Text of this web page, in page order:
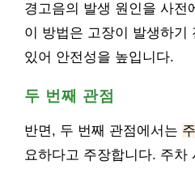
경고음의 발생 원인을 사전
이 방법은 고장이 발생하기
있어 안전성을 높입니다.
두 번째 관점
반면, 두 번째 관점에서는
요하다고 주장합니다. 주차